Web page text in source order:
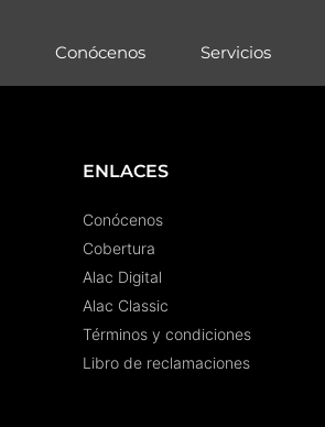
Conócenos Servicios
ENLACES
Conócenos
Cobertura
Alac Digital
Alac Classic
Términos y condiciones
Libro de reclamaciones